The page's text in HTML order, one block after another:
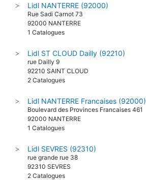
> Lidl NANTERRE (92000)
Rue Sadi Carnot 73
92000 NANTERRE
1 Catalogues
> Lidl ST CLOUD Dailly (92210)
rue Dailly 9
92210 SAINT CLOUD
2 Catalogues
> Lidl NANTERRE Francaises (92000)
Boulevard des Provinces Francaises 461
92000 NANTERRE
1 Catalogues
> Lidl SEVRES (92310)
rue grande rue 38
92310 SEVRES
2 Catalogues